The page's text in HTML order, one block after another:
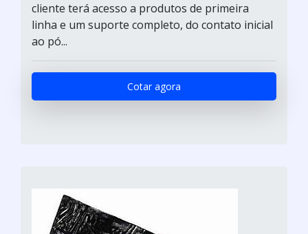
cliente terá acesso a produtos de primeira
linha e um suporte completo, do contato inicial
ao pó...
Cotar agora